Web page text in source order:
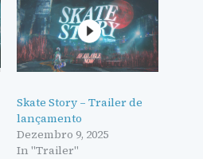
Skate Story – Trailer de
lançamento
Dezembro 9, 2025
In "Trailer"